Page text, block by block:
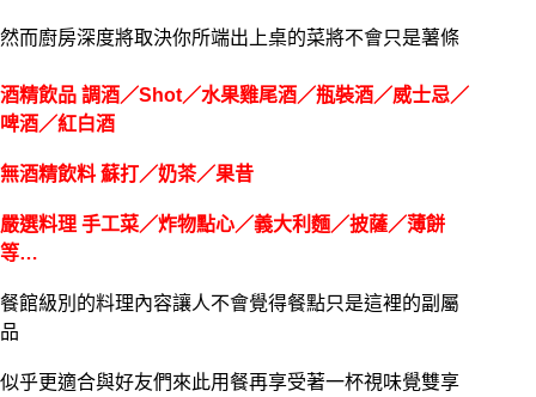
然而廚房深度將取決你所端出上桌的菜將不會只是薯條
酒精飲品 調酒／Shot／水果雞尾酒／瓶裝酒／威士忌／
啤酒／紅白酒
無酒精飲料 蘇打／奶茶／果昔
嚴選料理 手工菜／炸物點心／義大利麵／披薩／薄餅
等…
餐館級別的料理內容讓人不會覺得餐點只是這裡的副屬
品
似乎更適合與好友們來此用餐再享受著一杯視味覺雙享